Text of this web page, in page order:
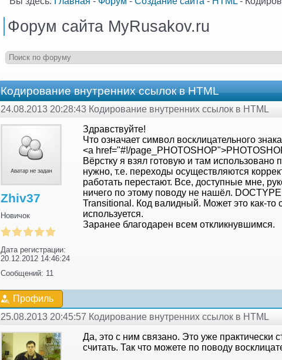
Форум сайта MyRusakov.ru
Кодирование внутренних ссылок в HTML
24.08.2013 20:28:43 Кодирование внутренних ссылок в HTML
Zhiv37
Новичок
Дата регистрации:
20.12.2012 14:46:24
Сообщений: 11
Здравствуйте!
Что означает символ восклицательного
<a href="#!/
Вёрстку я взял готовую и там использовано
нужно, т.е. переходы осуществляются
работать перестают. Все, доступные мне,
ничего по этому поводу не нашёл.
Transitional. Код валидный. Может это как-
используется.
Заранее благодарен всем откликнувшимся.
Профиль
25.08.2013 20:45:57 Кодирование внутренних ссылок в HTML
Да, это с ним связано. Это уже практически
считать. Так что можете по поводу